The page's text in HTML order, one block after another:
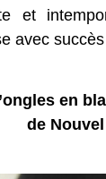
et
avec
en
de